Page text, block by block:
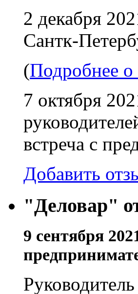
2 декабря
Сантк-
(Подробнее о
7 октября
встреча с
Добавить
"Деловар"
9 сентября